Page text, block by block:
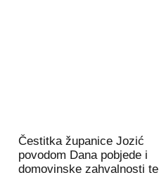
Čestitka županice Jozić
povodom Dana pobjede i
domovinske zahvalnosti te